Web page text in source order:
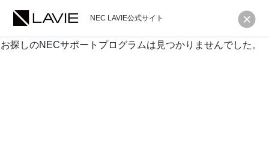
NEC LAVIE公式サイト
お探しのNECサポートプログラムは見つかりませんでした。